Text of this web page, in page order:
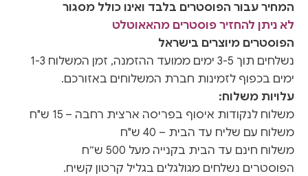
המחיר עבור הפוסטרים בלבד ואינו כולל מסגור
לא ניתן להחזיר פוסטרים מהאאוטלט
הפוסטרים מיוצרים בישראל
נשלחים תוך 3-5 ימים ממועד ההזמנה, זמן המשלוח 1-3
ימים בכפוף לזמינות חברת המשלוחים באזורכם.
עלויות משלוח:
משלוח לנקודות איסוף בפריסה ארצית רחבה – 15 ש"ח
משלוח עם שליח עד הבית – 40 ש"ח
משלוח חינם עד הבית בקנייה מעל 500 ש״ח
הפוסטרים נשלחים מגולגלים בגליל קרטון קשיח.